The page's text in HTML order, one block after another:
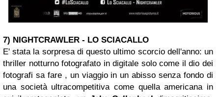
7) NIGHTCRAWLER - LO SCIACALLO
E' stata la sorpresa di questo ultimo scorcio dell'anno: un
thriller notturno fotografato in digitale solo come il dio dei
fotografi sa fare , un viaggio in un abisso senza fondo di
una società ultracompetitiva come quella americana in